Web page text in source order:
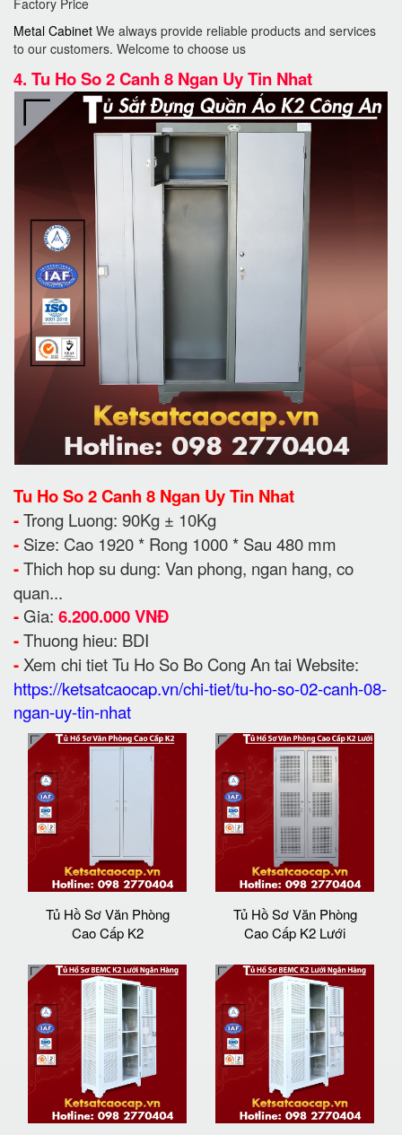
Factory Price
Metal Cabinet We always provide reliable products and services
to our customers. Welcome to choose us
4. Tu Ho So 2 Canh 8 Ngan Uy Tin Nhat
Tu Ho So 2 Canh 8 Ngan Uy Tin Nhat
-Trong Luong: 90Kg ± 10Kg
- Size: Cao 1920 * Rong 1000 * Sau 480 mm
-Thich hop su dung: Van phong, ngan hang, co
quan...
- Gia: 6.200.000 VNĐ
-Thuong hieu: BDI
- Xem chi tiet Tu Ho So Bo Cong An tai Website:
https://ketsatcaocap.vn/chi-tiet/tu-ho-so-02-canh-08-
ngan-uy-tin-nhat
Tủ Hồ Sơ Văn Phòng
Cao Cấp K2
Tủ Hồ Sơ Văn Phòng
Cao Cấp K2 Lưới